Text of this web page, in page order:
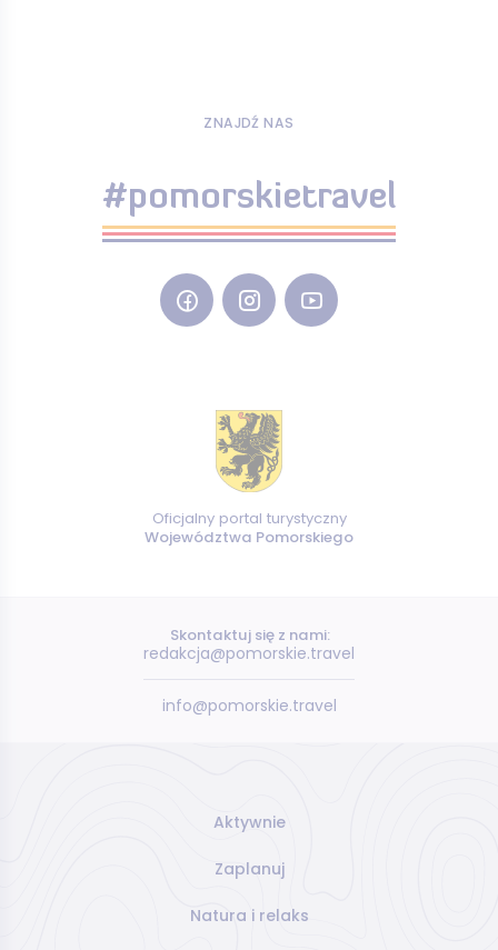
ZNAJDŹ NAS
#pomorskietravel
Oficjalny portal turystyczny
Województwa Pomorskiego
Skontaktuj się z nami:
redakcja@pomorskie.travel
info@pomorskie.travel
Aktywnie
Zaplanuj
Natura i relaks